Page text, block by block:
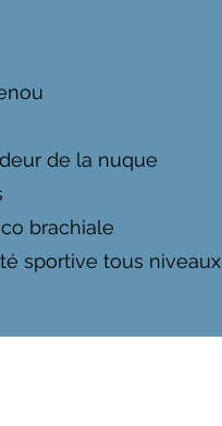
de la nuque
brachiale
sportive tous niveaux